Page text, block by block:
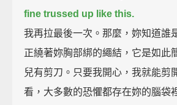
fine trussed up like this.
我再拉最後一次。那麼，妳知道誰
正繞著妳胸部綁的繩結，它是如此
兒有剪刀。只要我開心，我就能剪
看，大多數的恐懼都存在妳的腦袋